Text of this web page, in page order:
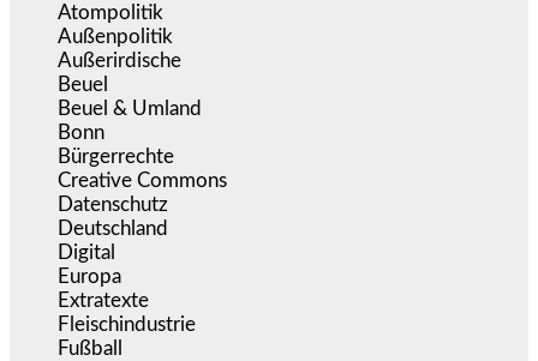
Atompolitik
Außenpolitik
Außerirdische
Beuel
Beuel & Umland
Bonn
Bürgerrechte
Creative Commons
Datenschutz
Deutschland
Digital
Europa
Extratexte
Fleischindustrie
Fußball